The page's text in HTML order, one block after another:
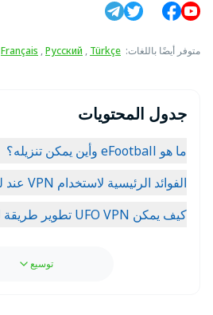
متوفر أيضًا باللغات:
Français ,Русский , Türkçe
جدول المحتويات
ما هو eFootball وأين يمكن تنزيله؟
الفوائد الرئيسية لاستخدام VPN عند لعب eFootball
كيف يمكن UFO VPN تطوير طريقة لعب eFootball؟
توسيع